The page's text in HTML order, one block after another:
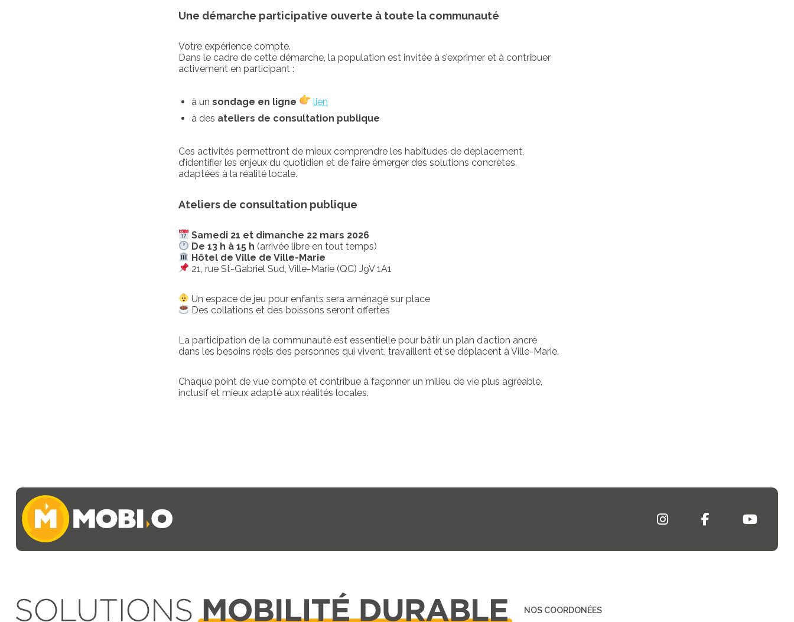
Une démarche participative ouverte à toute la communauté
Votre expérience compte.
Dans le cadre de cette démarche, la population est invitée à s’exprimer et à contribuer
activement en participant :
à un sondage en ligne
lien
à des ateliers de consultation publique
Ces activités permettront de mieux comprendre les habitudes de déplacement,
d’identifier les enjeux du quotidien et de faire émerger des solutions concrètes,
adaptées à la réalité locale.
Ateliers de consultation publique
Samedi 21 et dimanche 22 mars 2026
De 13 h à 15 h (arrivée libre en tout temps)
Hôtel de Ville de Ville-Marie
21, rue St-Gabriel Sud, Ville-Marie (QC) J9V 1A1
Un espace de jeu pour enfants sera aménagé sur place
Des collations et des boissons seront offertes
La participation de la communauté est essentielle pour bâtir un plan d’action ancré
dans les besoins réels des personnes qui vivent, travaillent et se déplacent à Ville-Marie.
Chaque point de vue compte et contribue à façonner un milieu de vie plus agréable,
inclusif et mieux adapté aux réalités locales.
NOS COORDONÉES